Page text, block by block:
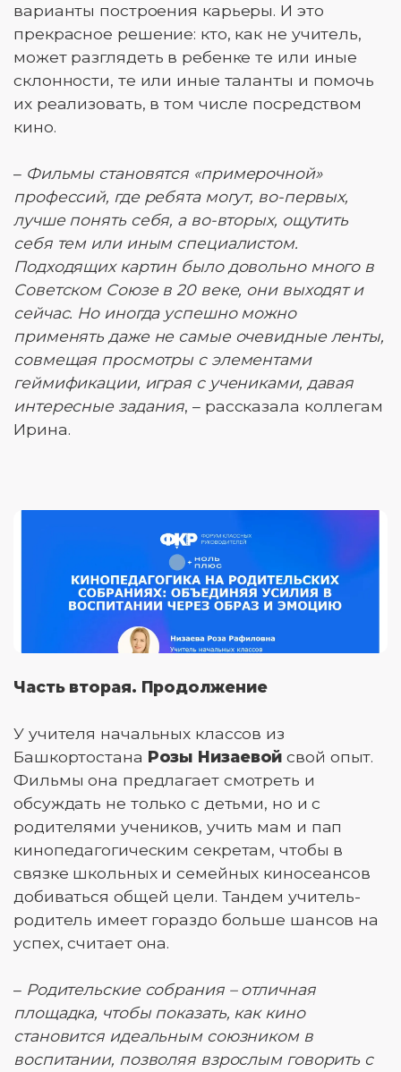
варианты построения карьеры. И это
прекрасное решение: кто, как не учитель,
может разглядеть в ребенке те или иные
склонности, те или иные таланты и помочь
их реализовать, в том числе посредством
кино.
– Фильмы становятся «примерочной»
профессий, где ребята могут, во-первых,
лучше понять себя, а во-вторых, ощутить
себя тем или иным специалистом.
Подходящих картин было довольно много в
Советском Союзе в 20 веке, они выходят и
сейчас. Но иногда успешно можно
применять даже не самые очевидные ленты,
совмещая просмотры с элементами
геймификации, играя с учениками, давая
интересные задания, – рассказала коллегам
Ирина.
Часть вторая. Продолжение
У учителя начальных классов из
Башкортостана Розы Низаевойсвой опыт.
Фильмы она предлагает смотреть и
обсуждать не только с детьми, но и с
родителями учеников, учить мам и пап
кинопедагогическим секретам, чтобы в
связке школьных и семейных киносеансов
добиваться общей цели. Тандем учитель-
родитель имеет гораздо больше шансов на
успех, считает она.
– Родительские собрания – отличная
площадка, чтобы показать, как кино
становится идеальным союзником в
воспитании, позволяя взрослым говорить с